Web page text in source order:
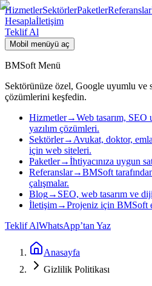
HizmetlerSektörlerPaketlerReferanslar
Hesaplaİletişim
Teklif Al
Mobil menüyü aç
BMSoft Menü
Sektörünüze özel, Google uyumlu ve
çözümlerini keşfedin.
Hizmetler→Web tasarım,
yazılım çözümleri.
Sektörler→ Avukat, doktor,
için web siteleri.
Paketler→İhtiyacınıza uygun
Referanslar→BMSoft
çalışmalar.
Blog→ SEO, web tasarım ve
İletişim→Projeniz için BMSoft
Teklif AlWhatsApp’tan Yaz
Anasayfa
Gizlilik Politikası